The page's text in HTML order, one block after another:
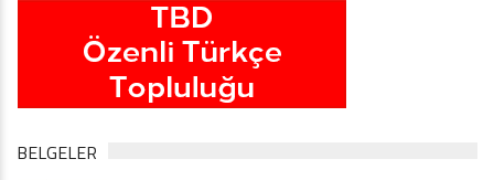
BELGELER